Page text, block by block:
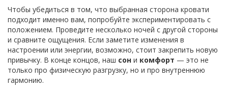
Чтобы убедиться в том, что выбранная сторона кровати
подходит именно вам, попробуйте экспериментировать с
положением. Проведите несколько ночей с другой стороны
и сравните ощущения. Если заметите изменения в
настроении или энергии, возможно, стоит закрепить новую
привычку. В конце концов, наш сон и комфорт — это не
только про физическую разгрузку, но и про внутреннюю
гармонию.